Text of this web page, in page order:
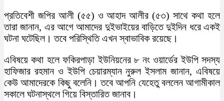
প্রতিবেশী জপির আলী (৫৫) ও আহাদ আলীর (৫৩) সাথে কথা হলে
তারা জানান, এর আগে আমাদের দুইভাইয়ের বাড়িতে দুইদিন ধরে একই
ঘটনা ঘটেছিল। তবে পরিস্থিতি এখন স্বাভাবিক রয়েছে।
এবিষয়ে কথা হলে ফকিরপাড়া ইউনিয়নের ৮ নং ওয়ার্ডের ইউপি সদস্য
হাফিজার রহমান ও ইউপি চেয়ারম্যান নুরুল ইসলাম জানান, এবিষয়ে
কেউ আমাদেরকে কিছু বলেনি। তবে আপনি যেহেতু বললেন আগামীকাল
সকালে ঘটনাস্থলে গিয়ে বিস্তারিত জানাব।